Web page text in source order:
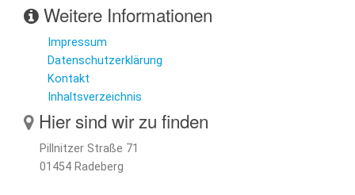
Weitere Informationen
Impressum
Datenschutzerklärung
Kontakt
Inhaltsverzeichnis
Hier sind wir zu finden
Pillnitzer Straße 71
01454 Radeberg